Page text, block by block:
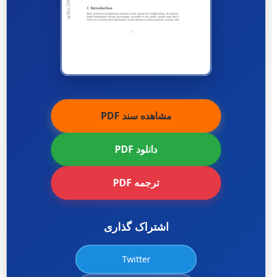
مشاهده سند PDF
دانلود PDF
ترجمه PDF
اشتراک گذاری
Twitter